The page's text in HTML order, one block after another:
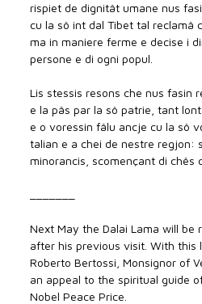
rispiet de dignitât umane nus
cu la sô int dal Tibet tal reclamâ
ma in maniere ferme e decise i
persone e di ogni popul.
Lis stessis resons che nus fasin
e la pâs par la sô patrie, tant
e o voressin fâlu ancje cu la sô
talian e a chei de nestre regjon:
minorancis, scomençant di chês
Next May the Dalai Lama will be
after his previous visit. With this
Roberto Bertossi, Monsignor of
an appeal to the spiritual guide
Nobel Peace Price.